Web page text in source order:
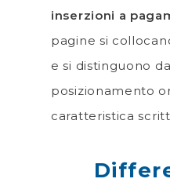
inserzioni a
pagine si
e si distinguono
posizionamento
caratteristica